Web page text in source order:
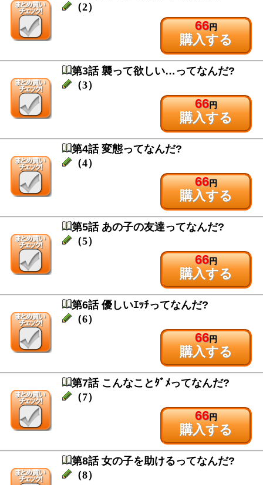
（2）
66円
購入する
第3話 襲って欲しい…ってなんだ?
（3）
66円
購入する
第4話 変態ってなんだ?
（4）
66円
購入する
第5話 あの子の友達ってなんだ?
（5）
66円
購入する
第6話 優しいｴｯﾁってなんだ?
（6）
66円
購入する
第7話 こんなことﾀﾞﾒってなんだ?
（7）
66円
購入する
第8話 女の子を助けるってなんだ?
（8）